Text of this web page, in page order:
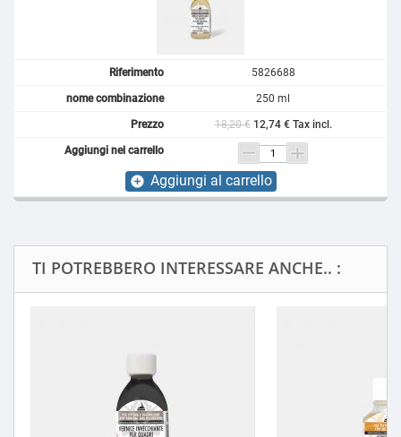
5826688
250 ml
18,20 € 12,74 € Tax incl.
add_circle Aggiungi al carrello
TI POTREBBERO INTERESSARE ANCHE.. :